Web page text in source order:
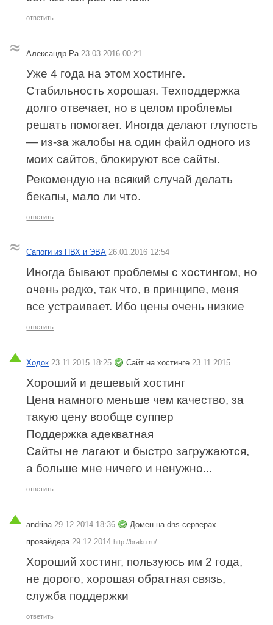
ответить
Александр Ра 23.03.2016 00:21
Уже 4 года на этом хостинге.
Стабильность хорошая. Техподдержка
долго отвечает, но в целом проблемы
решать помогает. Иногда делают глупость
— из-за жалобы на один файл одного из
моих сайтов, блокируют все сайты.
Рекомендую на всякий случай делать
бекапы, мало ли что.
ответить
Сапоги из ПВХ и ЭВА 26.01.2016 12:54
Иногда бывают проблемы с хостингом, но
очень редко, так что, в принципе, меня
все устраивает. Ибо цены очень низкие
ответить
Ходок 23.11.2015 18:25 Сайт на хостинге23.11.2015
Хороший и дешевый хостинг
Цена намного меньше чем качество, за
такую цену вообще суппер
Поддержка адекватная
Сайты не лагают и быстро загружаются,
а больше мне ничего и ненужно...
ответить
andrina 29.12.2014 18:36
Домен на dns-серверах
провайдера 29.12.2014 http://braku.ru/
Хороший хостинг, пользуюсь им 2 года,
не дорого, хорошая обратная связь,
служба поддержки
ответить